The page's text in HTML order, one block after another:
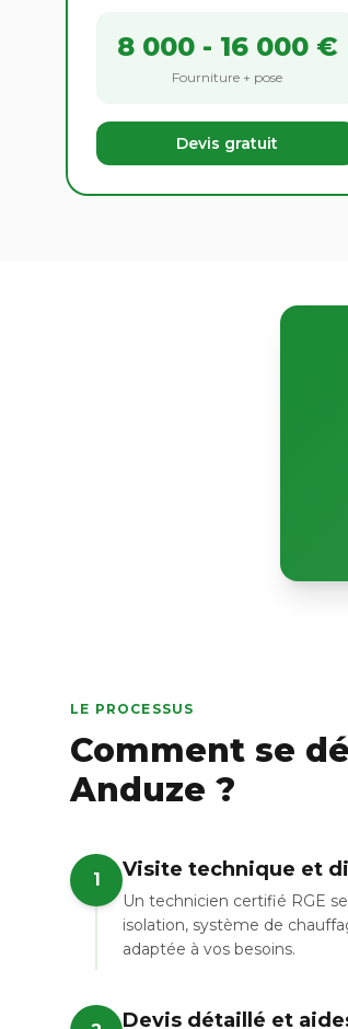
8 000 - 16 000 €
Fourniture + pose
Devis gratuit
LE PROCESSUS
Comment se
Anduze ?
1 Visite technique et
Un technicien certifié RGE
isolation, système de
adaptée à vos besoins.
Devis détaillé et